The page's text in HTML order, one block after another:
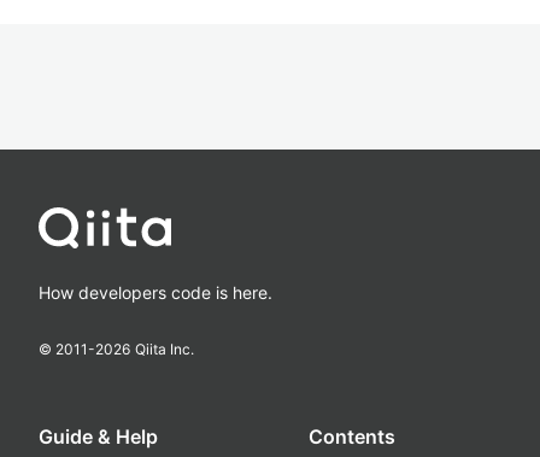
How developers code is here.
© 2011-2026 Qiita Inc.
Guide & Help Contents